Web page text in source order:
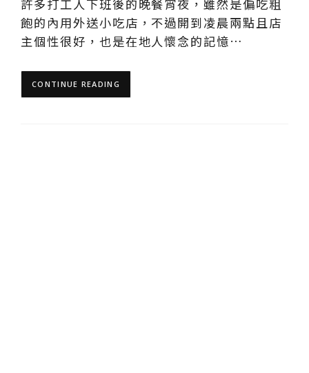
許多打工人下班後的晚餐宵夜，雖然是偏吃粗
飽的內用外送小吃店，不過開到凌晨兩點且店
主個性很好，也是在地人懷念的記憶…
CONTINUE READING